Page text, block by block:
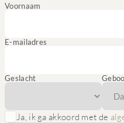
Voornaam
E-mailadres
Geslacht
Ja, ik ga akkoord met de